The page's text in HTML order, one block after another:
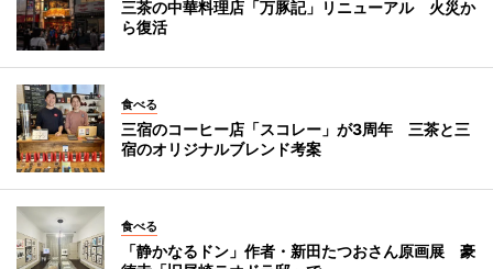
三茶の中華料理店「万豚記」リニューアル 火災か
ら復活
食べる
三宿のコーヒー店「スコレー」が3周年 三茶と三
宿のオリジナルブレンド考案
食べる
「静かなるドン」作者・新田たつおさん原画展 豪